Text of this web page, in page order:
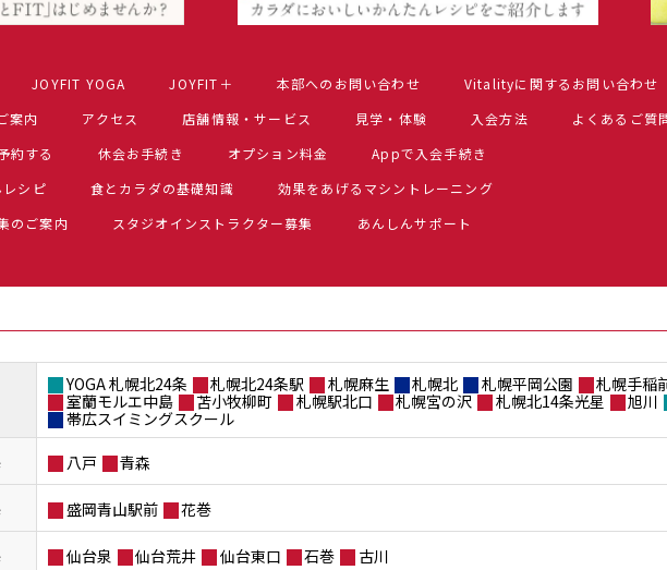
JOYFIT YOGA JOYFIT＋ 本部へのお問い合わせ
Vitalityに関するお問い合わせ
案内 アクセス 店舗情報・サービス 見学・体験 入会方法
よくあるご質
約する 休会お手続き オプション料金
Appで入会手続き
シピ 食とカラダの基礎知識
効果をあげるマシントレーニング
のご案内 スタジオインストラクター募集 あんしんサポート
YOGA 札幌北24条 札幌北24条駅 札幌麻生 札幌北 札幌平岡公園
札幌手稲
室蘭モルエ中島
苫小牧柳町 札幌駅北口 札幌宮の沢 札幌北14条光星
旭川
帯広スイミングスクール
八戸 青森
盛岡青山駅前 花巻
仙台泉 仙台荒井 仙台東口 石巻 古川